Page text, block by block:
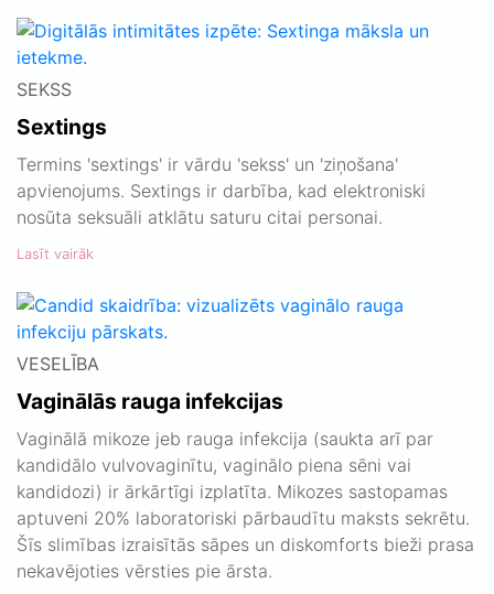
SEKSS
Sextings
Termins 'sextings' ir vārdu 'sekss' un 'ziņošana'
apvienojums. Sextings ir darbība, kad elektroniski
nosūta seksuāli atklātu saturu citai personai.
Lasīt vairāk
VESELĪBA
Vaginālās rauga infekcijas
Vaginālā mikoze jeb rauga infekcija (saukta arī par
kandidālo vulvovaginītu, vaginālo piena sēni vai
kandidozi) ir ārkārtīgi izplatīta. Mikozes sastopamas
aptuveni 20% laboratoriski pārbaudītu maksts sekrētu.
Šīs slimības izraisītās sāpes un diskomforts bieži prasa
nekavējoties vērsties pie ārsta.